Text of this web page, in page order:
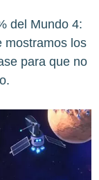
del Mundo 4:
mostramos los
para que no